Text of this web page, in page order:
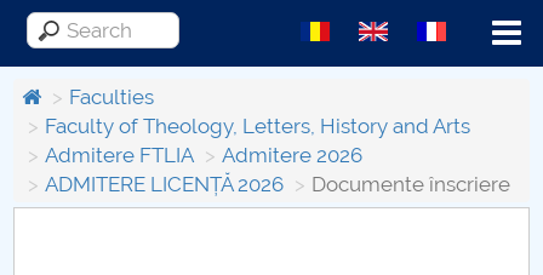
Menu
About the University
Centrul de Management al Proiectelor
Faculties
Faculty of Theology, Letters, History and Arts
Admitere FTLIA
Admitere 2026
ADMITERE LICENȚĂ 2026
Documente înscriere